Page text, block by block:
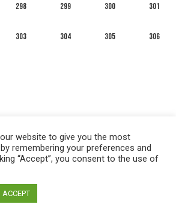
298 299 300 301
303 304 305 306
Français
policy
website to give you the most
remembering your preferences and
“Accept”, you consent to the use of
ACCEPT